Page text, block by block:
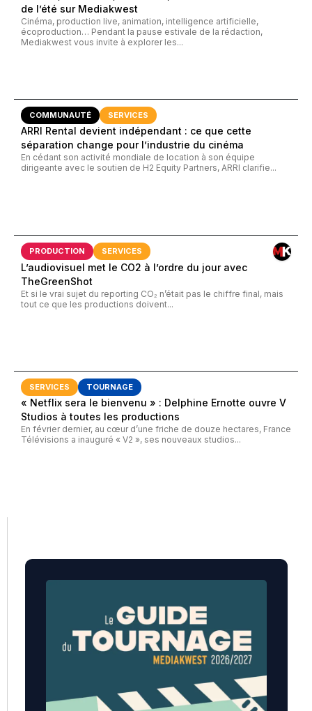
de l’été sur Mediakwest
Cinéma, production live, animation, intelligence artificielle,
écoproduction… Pendant la pause estivale de la rédaction,
Mediakwest vous invite à explorer les...
COMMUNAUTÉ SERVICES
ARRI Rental devient indépendant : ce que cette
séparation change pour l’industrie du cinéma
En cédant son activité mondiale de location à son équipe
dirigeante avec le soutien de H2 Equity Partners, ARRI clarifie...
PRODUCTION SERVICES
L’audiovisuel met le CO2 à l’ordre du jour avec
TheGreenShot
Et si le vrai sujet du reporting CO₂ n’était pas le chiffre final, mais
tout ce que les productions doivent...
SERVICES TOURNAGE
« Netflix sera le bienvenu » : Delphine Ernotte ouvre V
Studios à toutes les productions
En février dernier, au cœur d’une friche de douze hectares, France
Télévisions a inauguré « V2 », ses nouveaux studios...